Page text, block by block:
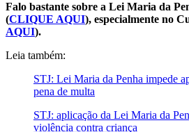
Falo bastante sobre a Lei Maria da
(CLIQUE AQUI), especialmente no
AQUI).
Leia também:
STJ: Lei Maria da Penha impede
pena de multa
STJ: aplicação da Lei Maria da
violência contra criança